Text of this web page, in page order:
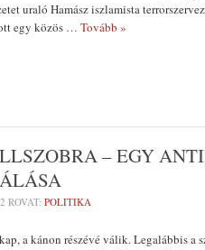
uraló Hamász iszlamista
egy közös … Tovább »
– EGY
ROVAT: POLITIKA
a kánon részévé válik. Legalábbis